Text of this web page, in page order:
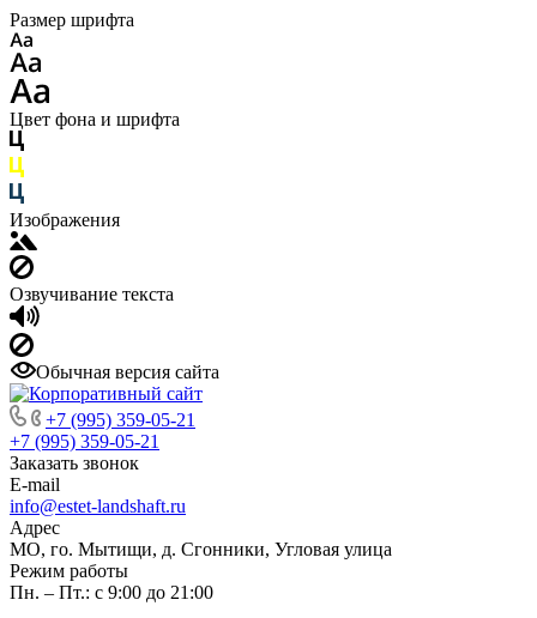
Размер шрифта
Цвет фона и шрифта
Изображения
Озвучивание текста
Обычная версия сайта
+7 (995) 359-05-21
+7 (995) 359-05-21
Заказать звонок
E-mail
info@estet-landshaft.ru
Адрес
МО, го. Мытищи, д. Сгонники, Угловая улица
Режим работы
Пн. – Пт.: с 9:00 до 21:00